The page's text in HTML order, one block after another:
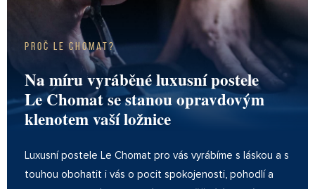
Proč Le Chomat?
Na míru vyráběné luxusní postele
Le Chomat se stanou opravdovým
klenotem vaší ložnice
Luxusní postele Le Chomat pro vás vyrábíme s láskou a s
touhou obohatit i vás o pocit spokojenosti, pohodlí a